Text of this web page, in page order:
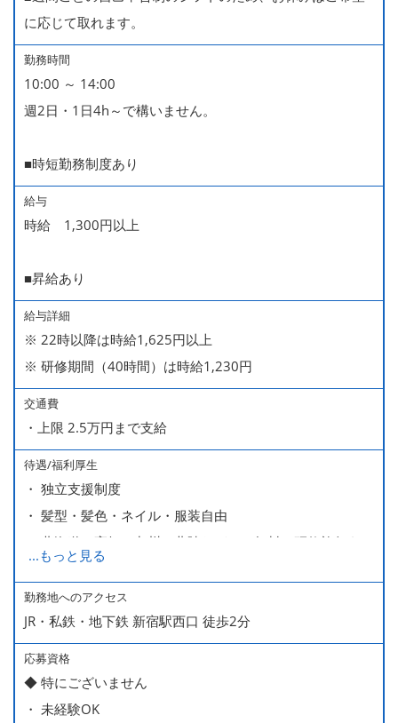
に応じて取れます。
勤務時間
10:00 ～ 14:00
週2日・1日4h～で構いません。
■時短勤務制度あり
給与
時給 1,300円以上
■昇給あり
給与詳細
※ 22時以降は時給1,625円以上
※ 研修期間（40時間）は時給1,230円
交通費
・上限 2.5万円まで支給
待遇/福利厚生
・ 独立支援制度
・ 髪型・髪色・ネイル・服装自由
・ 北海道や高知、九州、北陸などへの無料の研修旅行あり
ます
・ 無料の美味しい まかない食 あり
...もっと見る
勤務地へのアクセス
JR・私鉄・地下鉄 新宿駅西口 徒歩2分
応募資格
◆ 特にございません
・ 未経験OK